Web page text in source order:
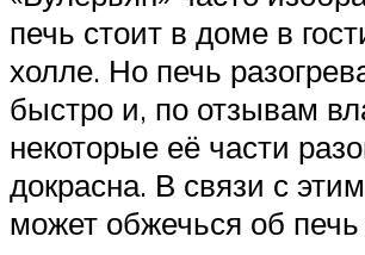
печь стоит в доме в
холле. Но печь
быстро и, по отзывам
некоторые её части
докрасна. В связи с
может обжечься об